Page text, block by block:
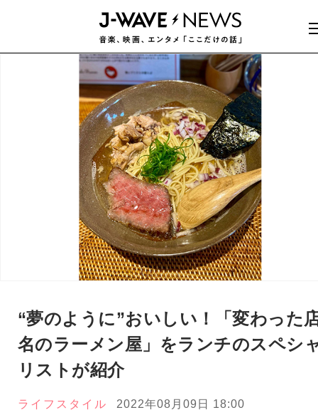
“夢のように”おいしい！「変わった
名のラーメン屋」をランチのスペシ
リストが紹介
ライフスタイル 2022年08月09日 18:00